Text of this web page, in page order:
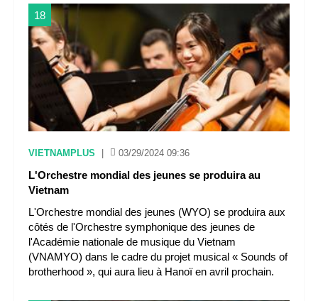
18
VIETNAMPLUS 03/29/2024 09:36
L'Orchestre mondial des jeunes se produira au
Vietnam
L'Orchestre mondial des jeunes (WYO) se produira aux
côtés de l'Orchestre symphonique des jeunes de
l'Académie nationale de musique du Vietnam
(VNAMYO) dans le cadre du projet musical « Sounds of
brotherhood », qui aura lieu à Hanoï en avril prochain.